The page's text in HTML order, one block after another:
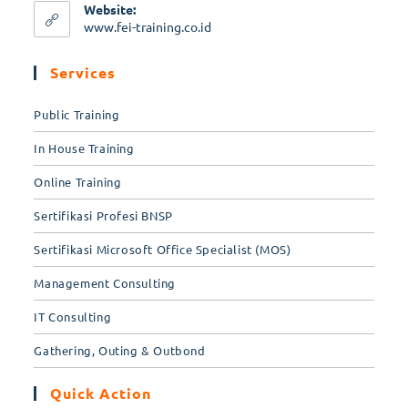
Website:
www.fei-training.co.id
Services
Public Training
In House Training
Online Training
Sertifikasi Profesi BNSP
Sertifikasi Microsoft Office Specialist (MOS)
Management Consulting
IT Consulting
Gathering, Outing & Outbond
Quick Action